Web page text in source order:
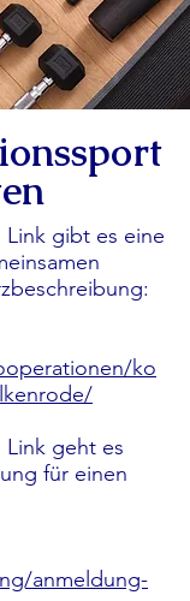
gibt es eine
ko
geht es
für einen
anmeldung-